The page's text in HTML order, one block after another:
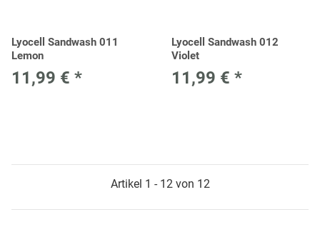
Lyocell Sandwash 011
Lemon
11,99 € *
Lyocell Sandwash 012
Violet
11,99 € *
Artikel 1 - 12 von 12